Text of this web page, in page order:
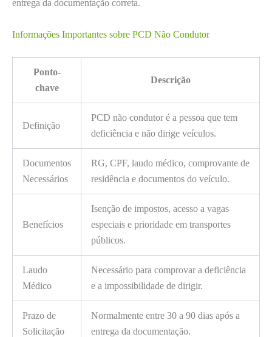
entrega da documentação correta.
Informações Importantes sobre PCD Não Condutor
Ponto-
chave
Descrição
Definição
PCD não condutor é a pessoa que tem
deficiência e não dirige veículos.
Documentos
Necessários
RG, CPF, laudo médico, comprovante de
residência e documentos do veículo.
Benefícios
Isenção de impostos, acesso a vagas
especiais e prioridade em transportes
públicos.
Laudo
Médico
Necessário para comprovar a deficiência
e a impossibilidade de dirigir.
Prazo de
Solicitação
Normalmente entre 30 a 90 dias após a
entrega da documentação.